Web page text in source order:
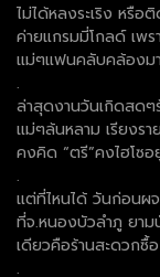
ไม่ได้หลงระเริง หรื
ค่ายแกรมมี่โกลด์ เพร
แม่ๆแฟนคลับคล้องม
.
ล่าสุดงานวันเกิดสดๆ
แม่ๆล้นหลาม เรียงร
คงคิด “ตรี”คงไฮโซ
.
แต่ที่ไหนได้ วันก่อนผ
ที่จ.หนองบัวลำภู ยา
เดียวคือร้านสะดวกซื้อ
.